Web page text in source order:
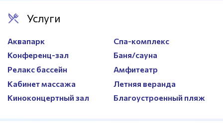
Душевые
Услуги
Аквапарк
Спа-комплекс
Конференц-зал
Баня/сауна
Релакс бассейн
Амфитеатр
Кабинет массажа
Летняя веранда
Киноконцертный зал
Благоустроенный пляж